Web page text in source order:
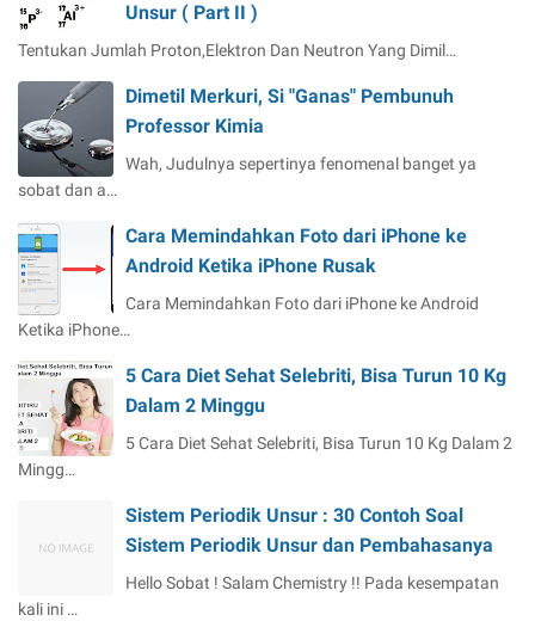
Unsur ( Part II )
Tentukan Jumlah Proton,Elektron Dan Neutron Yang Dimil…
Dimetil Merkuri, Si "Ganas" Pembunuh
Professor Kimia
Wah, Judulnya sepertinya fenomenal banget ya
sobat dan a…
Cara Memindahkan Foto dari iPhone ke
Android Ketika iPhone Rusak
Cara Memindahkan Foto dari iPhone ke Android
Ketika iPhone…
5 Cara Diet Sehat Selebriti, Bisa Turun 10 Kg
Dalam 2 Minggu
5 Cara Diet Sehat Selebriti, Bisa Turun 10 Kg Dalam 2
Mingg…
Sistem Periodik Unsur : 30 Contoh Soal
Sistem Periodik Unsur dan Pembahasanya
Hello Sobat ! Salam Chemistry !! Pada kesempatan
kali ini …